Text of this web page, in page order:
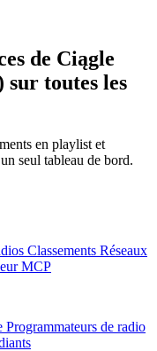
de Ciągle
toutes les
en playlist et
seul tableau de bord.
Classements Réseaux
MCP
Programmateurs de radio